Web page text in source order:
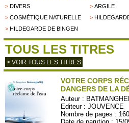
> DIVERS >ARGILE
> COSMÉTIQUE NATURELLE >
> HILDEGARDE DE BINGEN
TOUS LES TITRES
> VOIR TOUS LES TITRES
VOTRE CORPS
DANGERS DE LA
Auteur :
Editeur :JOUVENCE
Nombre de pages : 160